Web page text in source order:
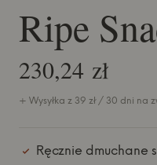
Ripe
230,24 zł
+ Wysyłka z 39 zł / 30 dni na
Ręcznie dmuchane